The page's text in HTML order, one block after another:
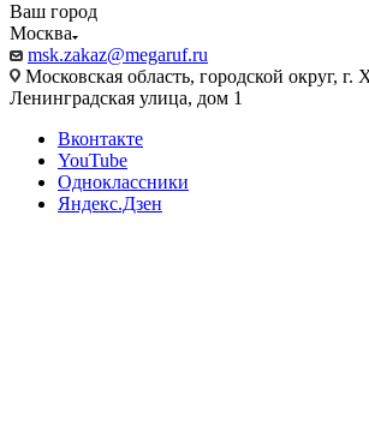
Ваш город
Москва
msk.zakaz@megaruf.ru
Московская область, городской округ, г.
Ленинградская улица, дом 1
Вконтакте
YouTube
Одноклассники
Яндекс.Дзен